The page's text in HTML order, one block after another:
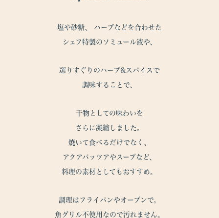
塩や砂糖、 ハーブなどを合わせた
シェフ特製のソミュール液や、
選りすぐりのハーブ&スパイスで
調味することで、
干物としての味わいを
さらに凝縮しました。
焼いて食べるだけでなく、
アクアパッツアやスープなど、
料理の素材としてもおすすめ。
調理はフライパンやオーブンで。
魚グリル不使用なので汚れません。